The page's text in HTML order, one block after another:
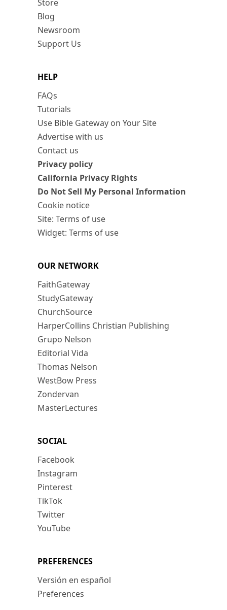
Store
Blog
Newsroom
Support Us
HELP
FAQs
Tutorials
Use Bible Gateway on Your Site
Advertise with us
Contact us
Privacy policy
California Privacy Rights
Do Not Sell My Personal Information
Cookie notice
Site: Terms of use
Widget: Terms of use
OUR NETWORK
FaithGateway
StudyGateway
ChurchSource
HarperCollins Christian Publishing
Grupo Nelson
Editorial Vida
Thomas Nelson
WestBow Press
Zondervan
MasterLectures
SOCIAL
Facebook
Instagram
Pinterest
TikTok
Twitter
YouTube
PREFERENCES
Versión en español
Preferences